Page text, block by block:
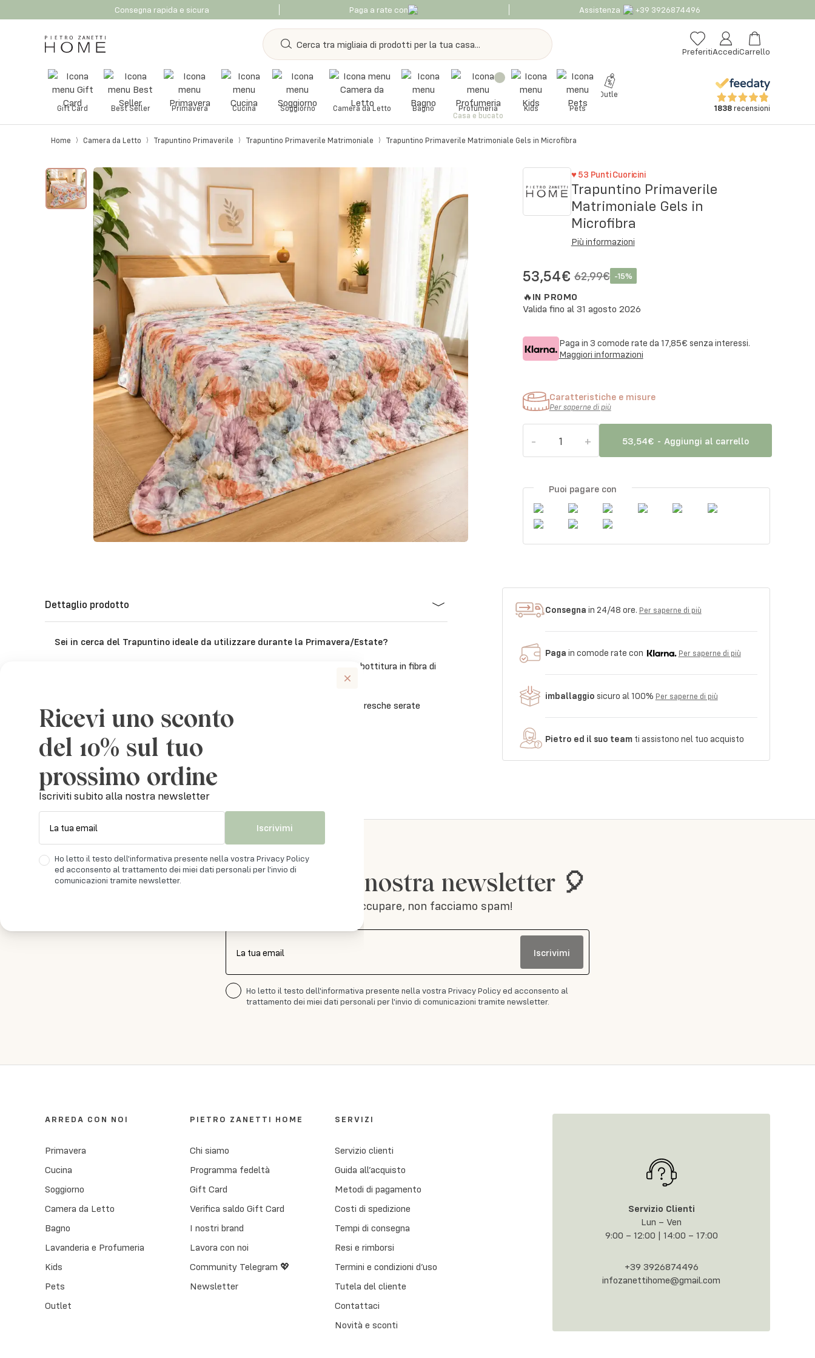
Consegna rapida e sicura Paga a rate con Assistenza +39 3926874496
PreferitiAccediCarrello
Gift Card Best Seller Primavera Cucina Soggiorno Camera da Letto Bagno
Casa e bucato
Profumeria Kids Pets
Outlet
1838recensioni
Home Camera da Letto Trapuntino Primaverile Trapuntino Primaverile Matrimoniale Trapuntino Primaverile Matrimoniale Gels in Microfibra
♥ 53 Punti Cuoricini
Trapuntino Primaverile
Matrimoniale Gels in
Microfibra
Più informazioni
53,54€ 62,99€ -15%
🔥 IN PROMO
Valida fino al 31 agosto 2026
Paga in 3 comode rate da 17,85€ senza interessi.
Maggiori informazioni
Caratteristiche e misure
Per saperne di più
- 1 + 53,54€ - Aggiungi al carrello
Puoi pagare con
Dettaglio prodotto
Sei in cerca del Trapuntino ideale da utilizzare durante la Primavera/Estate?
Il nostro trapuntino primaverile è prodotto con un tessuto esterno ed un’imbottitura in fibra di
Grazie alla sua composizione calda e leggera ti donerà il giusto calore nelle fresche serate
primaverili ed estive.
Misura : 260 x 260 cm
Consegna in 24/48 ore. Per saperne di più
Paga in comode rate con Per saperne di più
imballaggio sicuro al 100% Per saperne di più
Pietro ed il suo teamti assistono nel tuo acquisto
Iscriviti alla nostra newsletter 🎈
Non ti preoccupare, non facciamo spam!
La tua email Iscrivimi
Ho letto il testo dell'informativa presente nella vostra Privacy Policy ed acconsento al
trattamento dei miei dati personali per l'invio di comunicazioni tramite newsletter.
ARREDA CON NOI
Primavera
Cucina
Soggiorno
Camera da Letto
Bagno
Lavanderia e Profumeria
Kids
Pets
Outlet
PIETRO ZANETTI HOME
Chi siamo
Programma fedeltà
Gift Card
Verifica saldo Gift Card
I nostri brand
Lavora con noi
Community Telegram 💖
Newsletter
SERVIZI
Servizio clienti
Guida all’acquisto
Metodi di pagamento
Costi di spedizione
Tempi di consegna
Resi e rimborsi
Termini e condizioni d’uso
Tutela del cliente
Contattaci
Novità e sconti
Servizio Clienti
Lun – Ven
9:00 – 12:00 | 14:00 – 17:00
+39 3926874496
infozanettihome@gmail.com
Ricevi uno sconto
del 10% sul tuo
prossimo ordine
Iscriviti subito alla nostra newsletter
La tua email Iscrivimi
Ho letto il testo dell'informativa presente nella vostra Privacy Policy
ed acconsento al trattamento dei miei dati personali per l'invio di
comunicazioni tramite newsletter.